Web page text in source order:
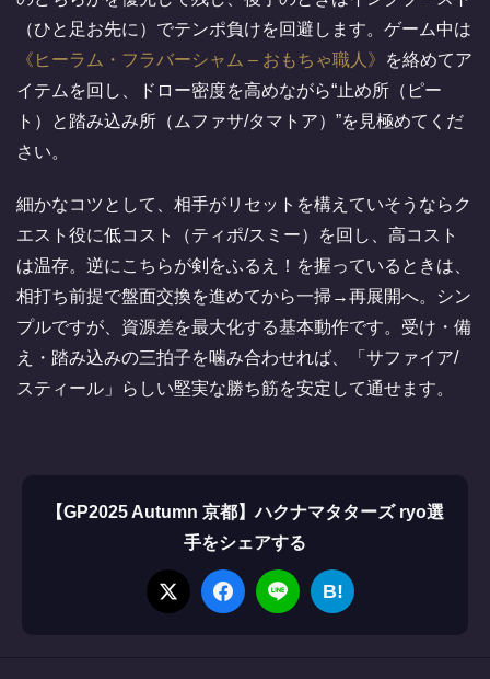
（ひと足お先に）でテンポ負けを回避します。ゲーム中は
ヒーラム・フラバーシャム – おもちゃ職人
を絡めてア
イテムを回し、ドロー密度を高めながら“止め所（ピー
ト）と踏み込み所（ムファサ/タマトア）”を見極めてくだ
さい。
細かなコツとして、相手がリセットを構えていそうならク
エスト役に低コスト（ティポ/スミー）を回し、高コスト
は温存。逆にこちらが剣をふるえ！を握っているときは、
相打ち前提で盤面交換を進めてから一掃→再展開へ。シン
プルですが、資源差を最大化する基本動作です。受け・備
え・踏み込みの三拍子を噛み合わせれば、「サファイア/
スティール」らしい堅実な勝ち筋を安定して通せます。
【GP2025 Autumn 京都】ハクナマタターズ ryo選
手をシェアする
B!